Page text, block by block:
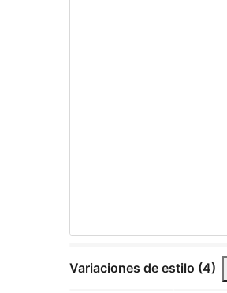
Variaciones de estilo (4)